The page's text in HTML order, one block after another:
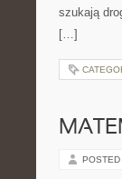
szukają
[…]
POSTED